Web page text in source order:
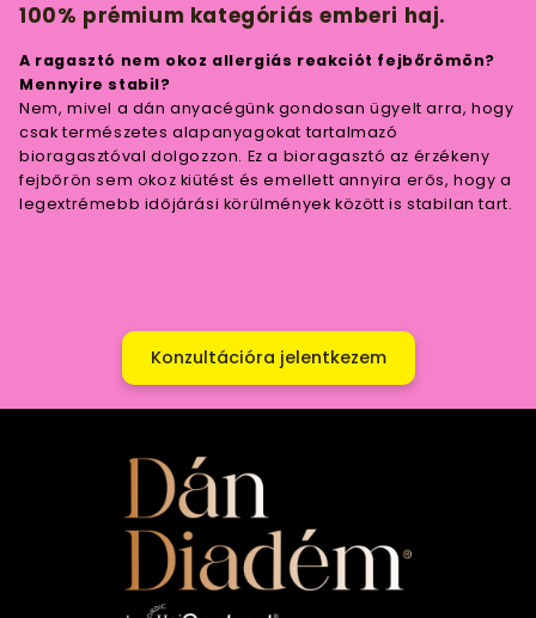
100% prémium kategóriás emberi haj.
A ragasztó nem okoz allergiás reakciót fejbőrömön?
Mennyire stabil?
Nem, mivel a dán anyacégünk gondosan ügyelt arra, hogy
csak természetes alapanyagokat tartalmazó
bioragasztóval dolgozzon. Ez a bioragasztó az érzékeny
fejbőrön sem okoz kiütést és emellett annyira erős, hogy a
legextrémebb időjárási körülmények között is stabilan tart.
Konzultációra jelentkezem